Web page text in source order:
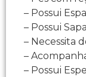
– Possui
– Possui
– Necessita
–
– Possui